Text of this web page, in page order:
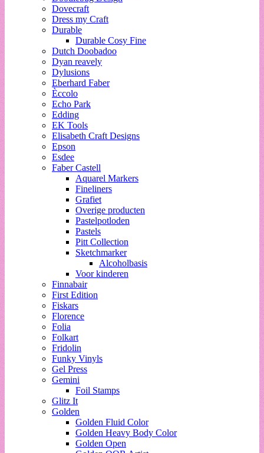
Dovecraft
Dress my Craft
Durable
Durable Cosy Fine
Dutch Doobadoo
Dyan reavely
Dylusions
Eberhard Faber
Èccolo
Echo Park
Edding
EK Tools
Elisabeth Craft Designs
Epson
Esdee
Faber Castell
Aquarel Markers
Fineliners
Grafiet
Overige producten
Pastelpotloden
Pastels
Pitt Collection
Sketchmarker
Alcoholbasis
Voor kinderen
Finnabair
First Edition
Fiskars
Florence
Folia
Folkart
Fridolin
Funky Vinyls
Gel Press
Gemini
Foil Stamps
Glitz It
Golden
Golden Fluid Color
Golden Heavy Body Color
Golden Open